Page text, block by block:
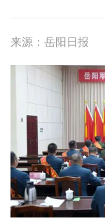
来源：岳阳日报